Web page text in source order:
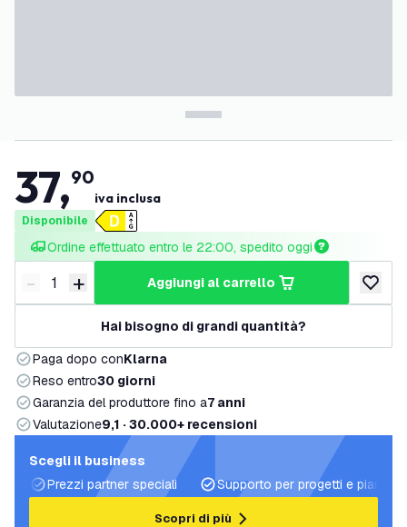
37,90
iva inclusa
Disponibile
Ordine effettuato entro le 22:00, spedito oggi
Riduci quantità
- Aumenta quantità
+ aggiungi al carrello
Hai bisogno di grandi quantità?
Paga dopo conKlarna
Reso entro30 giorni
Garanzia del produttore fino a7 anni
Valutazione9,1 · 30.000+ recensioni
Scegli il business
Prezzi partner speciali
Supporto per progetti e piani di
Scopri di più